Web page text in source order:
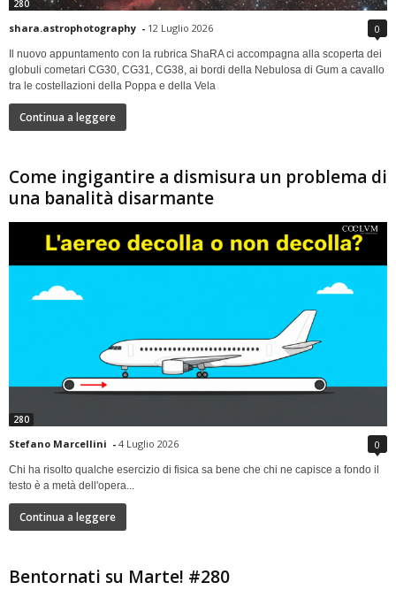
280
shara.astrophotography - 12 Luglio 2026 0
Il nuovo appuntamento con la rubrica ShaRA ci accompagna alla scoperta dei
globuli cometari CG30, CG31, CG38, ai bordi della Nebulosa di Gum a cavallo
tra le costellazioni della Poppa e della Vela
Continua a leggere
Come ingigantire a dismisura un problema di
una banalità disarmante
280
Stefano Marcellini - 4 Luglio 2026 0
Chi ha risolto qualche esercizio di fisica sa bene che chi ne capisce a fondo il
testo è a metà dell'opera...
Continua a leggere
Bentornati su Marte! #280